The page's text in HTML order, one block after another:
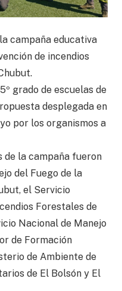
campaña educativa
de incendios
grado de escuelas de
desplegada en
por los organismos a
de la campaña fueron
del Fuego de la
el Servicio
Forestales de
Nacional de Manejo
de Formación
de Ambiente de
de El Bolsón y El